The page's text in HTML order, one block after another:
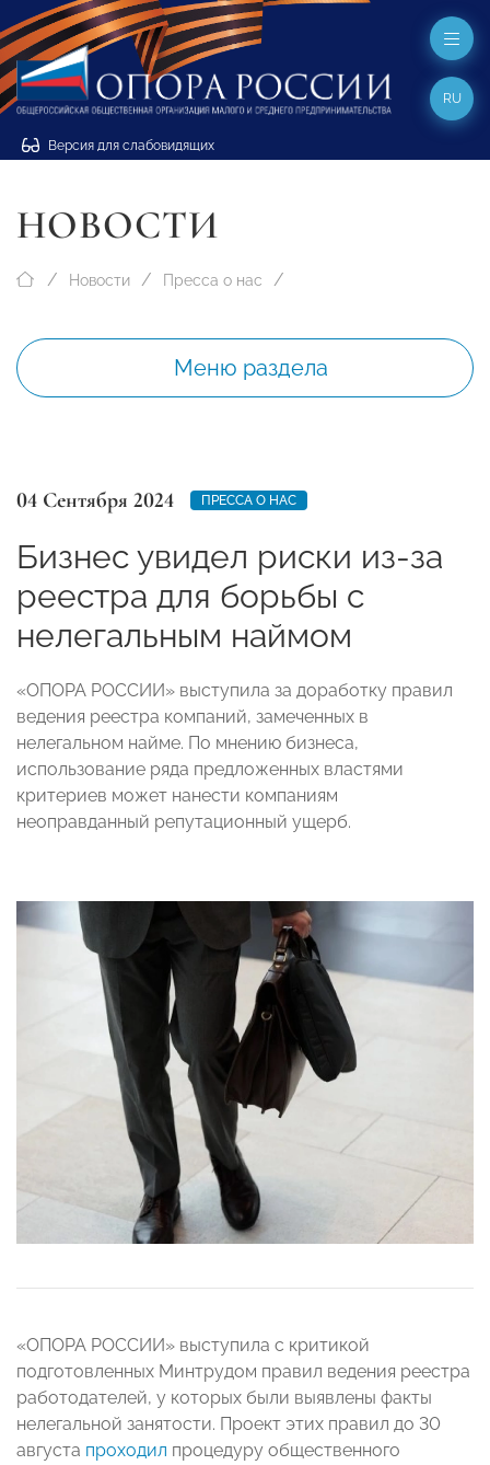
Версия для слабовидящих
RU
НОВОСТИ
Новости Пресса о нас
Меню раздела
04 Сентября 2024 ПРЕССА О НАС
Бизнес увидел риски из-за
реестра для борьбы с
нелегальным наймом
«ОПОРА РОССИИ» выступила за доработку правил
ведения реестра компаний, замеченных в
нелегальном найме. По мнению бизнеса,
использование ряда предложенных властями
критериев может нанести компаниям
неоправданный репутационный ущерб.
«ОПОРА РОССИИ» выступила с критикой
подготовленных Минтрудом правил ведения реестра
работодателей, у которых были выявлены факты
нелегальной занятости. Проект этих правил до 30
августа проходил процедуру общественного